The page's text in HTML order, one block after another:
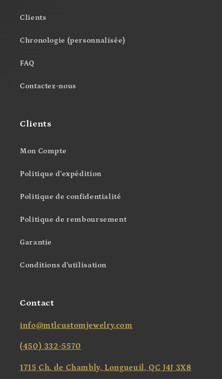
Clients
Chronologie (personnalisée)
FAQ
Contactez-nous
Clients
Mon Compte
Politique d'expédition
Politique de confidentialité
Politique de remboursement
Garantie
Conditions d'utilisation
Contact
info@mtlcustomjewelry.com
(450) 332-5570
1715 Ch. de Chambly, Longueuil, QC J4J 3X8